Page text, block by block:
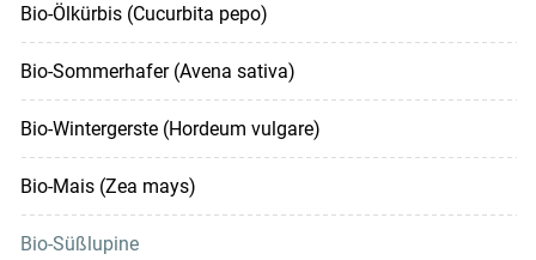
Bio-Ölkürbis (Cucurbita pepo)
Bio-Sommerhafer (Avena sativa)
Bio-Wintergerste (Hordeum vulgare)
Bio-Mais (Zea mays)
Bio-Süßlupine